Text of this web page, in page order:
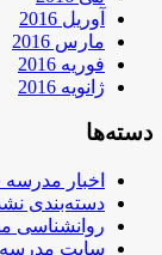
آوریل 2016
مارس 2016
فوریه 2016
ژانویه 2016
دسته‌ها
اخبار مدرسه
دسته‌بندی
روانشناسی
سایت مدرسه